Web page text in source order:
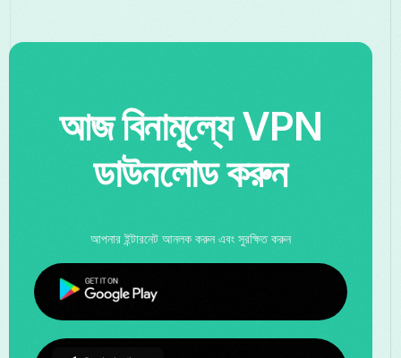
আজ বিনামূল্যে VPN
ডাউনলোড করুন
আপনার ইন্টারনেট আনলক করুন এবং সুরক্ষিত করুন